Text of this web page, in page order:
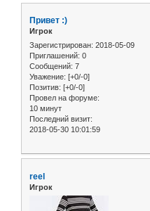
Привет :)
Игрок
Зарегистрирован: 2018-05-09
Приглашений: 0
Сообщений: 7
Уважение: [+0/-0]
Позитив: [+0/-0]
Провел на форуме:
10 минут
Последний визит:
2018-05-30 10:01:59
reel
Игрок